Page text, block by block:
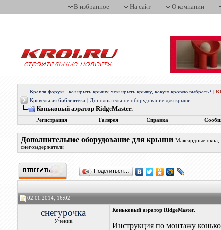
В избранное На сайт О компании
Кровля форум - как крыть крышу, чем крыть крышу, какую кровлю выбрать?
Кровельная библиотека
Дополнительное оборудование для крыши
Коньковый аэратор RidgeMaster.
Регистрация Галерея Справка
Дополнительное оборудование для крыши Мансардные окна,
снегозадержатели
Поделиться…
02.01.2014, 16:02
снегурочка
Ученик
Коньковый аэратор RidgeMaster.
Инструкция по монтажу